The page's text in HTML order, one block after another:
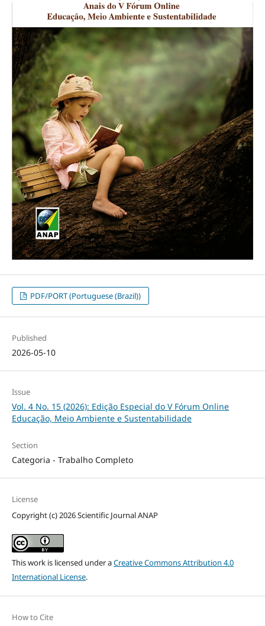
PDF/PORT (Portuguese (Brazil))
Published
2026-05-10
Issue
Vol. 4 No. 15 (2026): Edição Especial do V Fórum Online
Educação, Meio Ambiente e Sustentabilidade
Section
Categoria - Trabalho Completo
License
Copyright (c) 2026 Scientific Journal ANAP
This work is licensed under aCreative Commons Attribution 4.0
International License.
How to Cite